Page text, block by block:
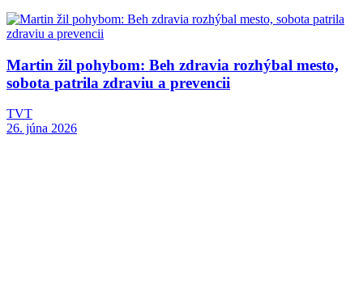
Martin žil pohybom: Beh zdravia rozhýbal mesto,
sobota patrila zdraviu a prevencii
TVT
26. júna 2026